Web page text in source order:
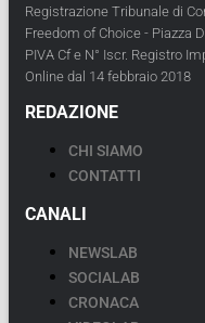
Registrazione Tribunale di
Freedom of Choice - Piazza
PIVA Cf e N° Iscr. Registro
Online dal 14 febbraio 2018
REDAZIONE
CHI SIAMO
CONTATTI
CANALI
NEWSLAB
SOCIALAB
CRONACA